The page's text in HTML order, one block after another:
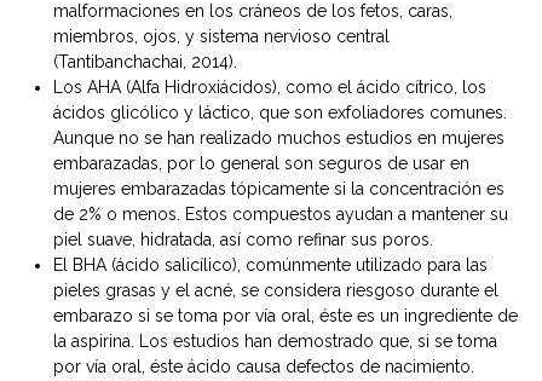
malformaciones en los cráneos de los fetos, caras,
miembros, ojos, y sistema nervioso central
(Tantibanchachai, 2014).
Los AHA (Alfa Hidroxiácidos), como el ácido cítrico, los
ácidos glicólico y láctico, que son exfoliadores comunes.
Aunque no se han realizado muchos estudios en mujeres
embarazadas, por lo general son seguros de usar en
mujeres embarazadas tópicamente si la concentración es
de 2% o menos. Estos compuestos ayudan a mantener su
piel suave, hidratada, así como refinar sus poros.
El BHA (ácido salicílico), comúnmente utilizado para las
pieles grasas y el acné, se considera riesgoso durante el
embarazo si se toma por vía oral, éste es un ingrediente de
la aspirina. Los estudios han demostrado que, si se toma
por vía oral, éste ácido causa defectos de nacimiento.